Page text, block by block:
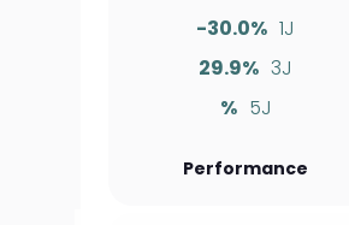
-30.0% 1J
29.9% 3J
% 5J
Performance